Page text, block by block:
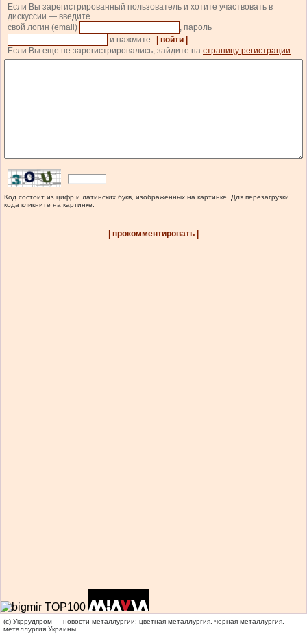
Если Вы зарегистрированный пользователь и хотите участвовать в
дискуссии — введите
свой логин (email)
, пароль
и нажмите
| войти |
.
Если Вы еще не зарегистрировались, зайдите на страницу регистрации.
Код состоит из цифр и латинских букв, изображенных на картинке. Для перезагрузки
кода кликните на картинке.
| прокомментировать |
(c) Укррудпром — новости металлургии: цветная металлургия, черная металлургия,
металлургия Украины